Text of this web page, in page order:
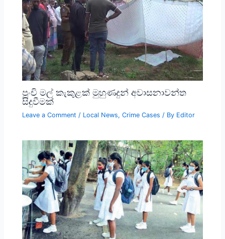
පුංචි මල් කැකුළක් මුහුණදුන් අවාසනාවන්ත
සිදුවීමක්
Leave a Comment / Local News,Crime Cases / By Editor